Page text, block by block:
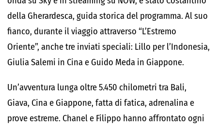
della Gherardesca, guida storica del programma. Al suo
fianco, durante il viaggio attraverso “L’Estremo
Oriente”, anche tre inviati speciali: Lillo per l’Indonesia,
Giulia Salemi in Cina e Guido Meda in Giappone.
Un’avventura lunga oltre 5.450 chilometri tra Bali,
Giava, Cina e Giappone, fatta di fatica, adrenalina e
prove estreme. Chanel e Filippo hanno affrontato ogni